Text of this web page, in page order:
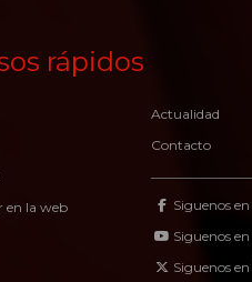
rápidos
en la web
Actualidad
Contacto
Siguenos
Siguenos
Siguenos en